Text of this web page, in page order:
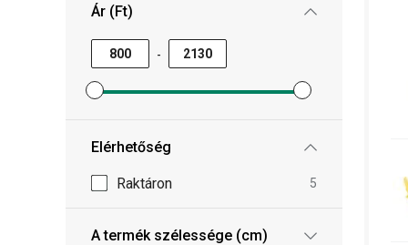
Ár (Ft)
-
Minimum ár szűrő beállítása
Maximum ár szűrő beállítása
Elérhetőség
Raktáron 5
A termék szélessége (cm)